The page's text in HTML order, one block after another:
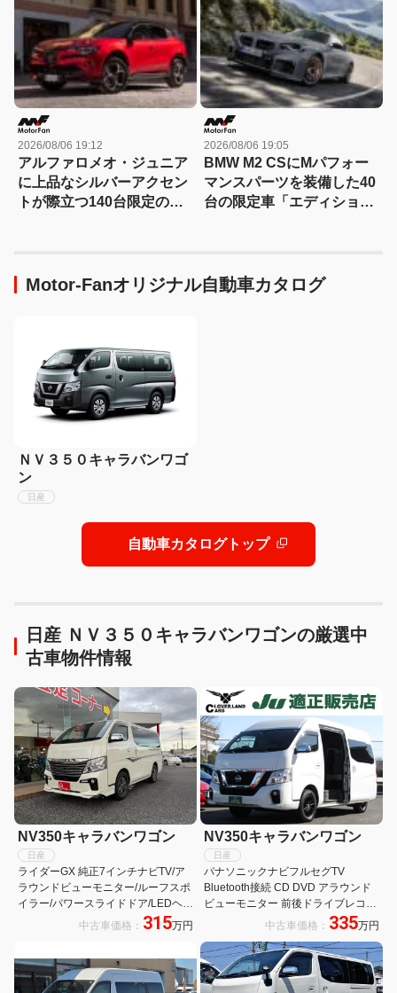
力は数字以外にあった！
【ボルボEX90試乗】
2026/08/06 19:12
アルファロメオ・ジュニア
に上品なシルバーアクセン
トが際立つ140台限定の
2026/08/06 19:05
BMW M2 CSにMパフォー
マンスパーツを装備した40
台の限定車「エディショ
Motor-Fanオリジナル自動車カタログ
ＮＶ３５０キャラバンワゴ
ン
日産
自動車カタログトップ
日産 ＮＶ３５０キャラバンワゴンの厳選中
古車物件情報
NV350キャラバンワゴン
日産
ライダーGX 純正7インチナビTV/ア
ラウンドビューモニター/ルーフスポ
イラー/パワースライドドア/LEDヘッ
ドライト/エマージェンシーブレーキ/
中古車価格： 315万円
NV350キャラバンワゴン
日産
パナソニックナビフルセグTV
Bluetooth接続 CD DVD アラウンド
ビューモニター 前後ドライブレコー
ダー エマージェンシーブレーキ LED
ドドア
中古車価格： 335万円